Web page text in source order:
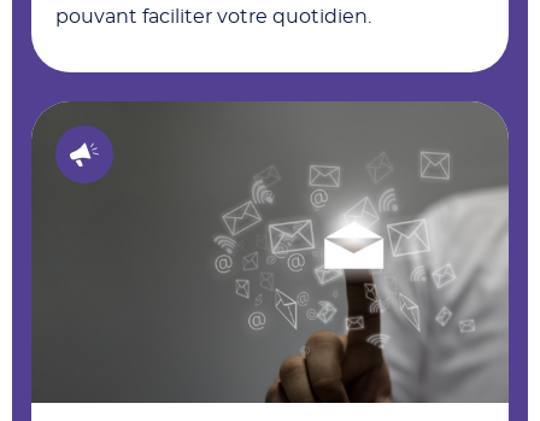
pouvant faciliter votre quotidien.